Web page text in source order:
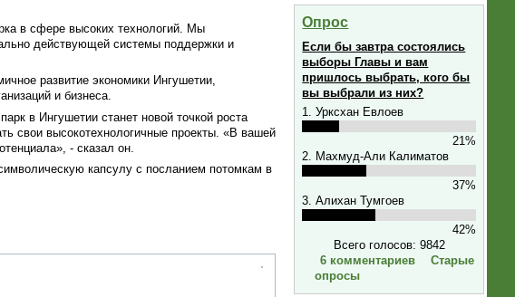
в сфере высоких технологий. Мы
действующей системы поддержки и
развитие экономики Ингушетии,
и бизнеса.
в Ингушетии станет новой точкой роста
свои высокотехнологичные проекты. «В вашей
- сказал он.
капсулу с посланием потомкам в
Опрос
Если бы завтра состоялись
выборы Главы и вам
пришлось выбрать, кого бы
вы выбрали из них?
1. Урксхан Евлоев
21%
2. Махмуд-Али Калиматов
37%
3. Алихан Тумгоев
42%
Всего голосов: 9842
6 комментариев
Старые
опросы